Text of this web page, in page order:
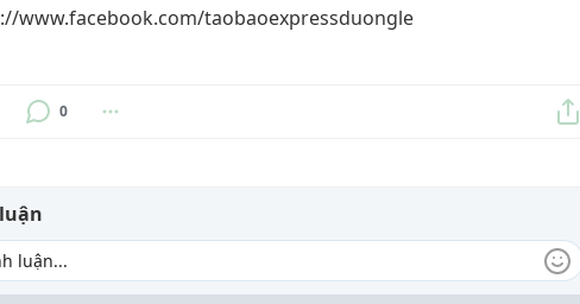
www.facebook.com/taobaoexpressduongle
0